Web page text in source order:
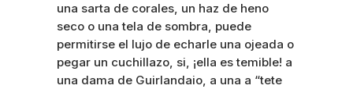
una sarta de corales, un haz de heno
seco o una tela de sombra, puede
permitirse el lujo de echarle una ojeada o
pegar un cuchillazo, si, ¡ella es temible! a
una dama de Guirlandaio, a una a “tete